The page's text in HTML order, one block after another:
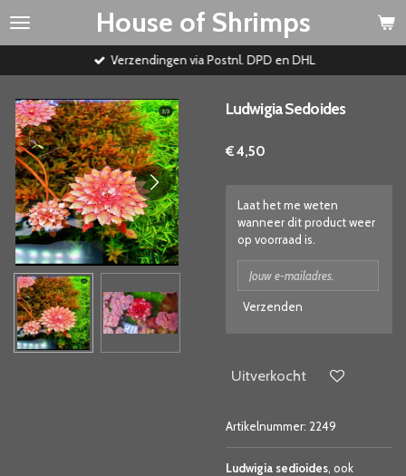
Ga
House of Shrimps
Verzendingen via Postnl. DPD en DHL
Ludwigia Sedoides
€ 4,50
Laat het me weten
wanneer dit product weer
op voorraad is.
Verzenden
Uitverkocht
Artikelnummer: 2249
Ludwigia sedioides , ook